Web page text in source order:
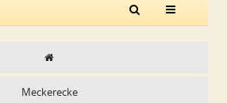
Meckerecke